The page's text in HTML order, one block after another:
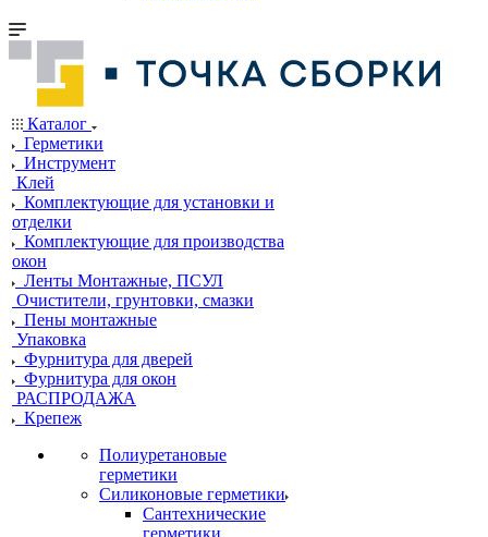
Каталог
Герметики
Инструмент
Клей
Комплектующие для установки и
отделки
Комплектующие для производства
окон
Ленты Монтажные, ПСУЛ
Очистители, грунтовки, смазки
Пены монтажные
Упаковка
Фурнитура для дверей
Фурнитура для окон
РАСПРОДАЖА
Крепеж
Полиуретановые
герметики
Силиконовые герметики
Сантехнические
герметики